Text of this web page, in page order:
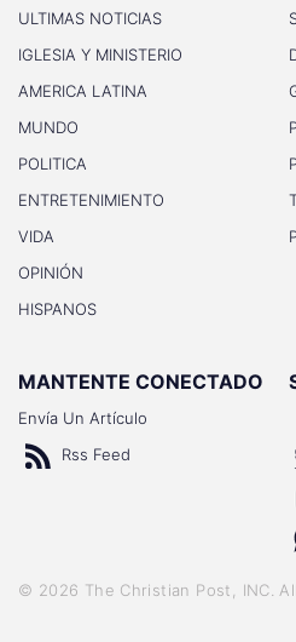
ULTIMAS NOTICIAS
IGLESIA Y MINISTERIO
AMERICA LATINA
MUNDO
POLITICA
ENTRETENIMIENTO
VIDA
OPINIÓN
HISPANOS
MANTENTE CONECTADO
Envía Un Artículo
Rss Feed
© 2026 The Christian Post, INC .